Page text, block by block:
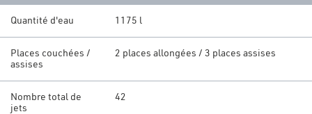
Quantité d'eau 1175 l
Places couchées /
assises
2 places allongées / 3 places assises
Nombre total de
jets
42